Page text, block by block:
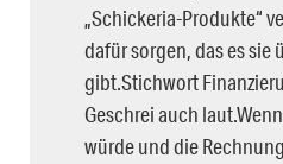
„Schickeria-Produkte“
dafür sorgen, das es sie
gibt.Stichwort
Geschrei auch
würde und die